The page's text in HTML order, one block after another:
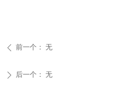
ꄴ 前一个： 无
ꄲ 后一个： 无